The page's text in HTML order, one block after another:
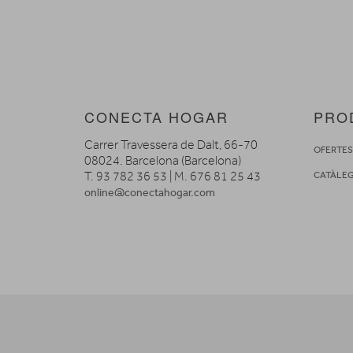
CONECTA HOGAR
Carrer Travessera de Dalt, 66-70
08024. Barcelona (Barcelona)
T. 93 782 36 53 | M. 676 81 25 43
online@conectahogar.com
OFERTES